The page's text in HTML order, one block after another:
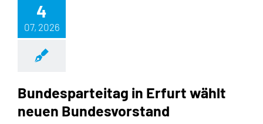
4
07, 2026
Bundesparteitag in Erfurt wählt
neuen Bundesvorstand